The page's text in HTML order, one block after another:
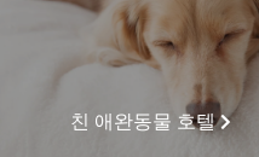
친 애완동물 호텔